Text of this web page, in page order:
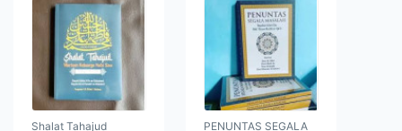
Shalat Tahajud PENUNTAS SEGALA